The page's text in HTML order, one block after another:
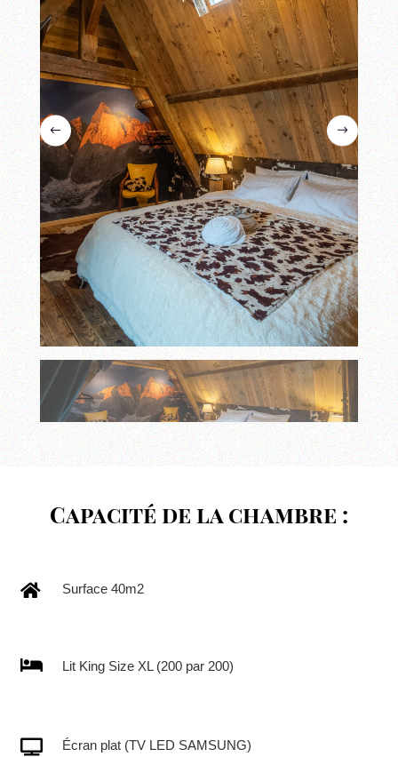
Capacité de la chambre :
 Surface 40m2
 Lit King Size XL (200 par 200)
 Écran plat (TV LED SAMSUNG)